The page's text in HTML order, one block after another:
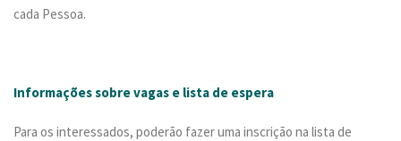
cada Pessoa.
Informações sobre vagas e lista de espera
Para os interessados, poderão fazer uma inscrição na lista de